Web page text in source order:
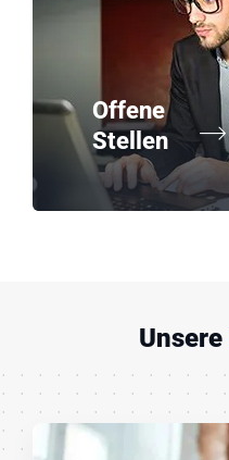
Offene
Stellen
Unsere